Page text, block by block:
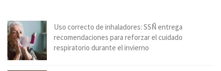
Uso correcto de inhaladores: SSÑ entrega
recomendaciones para reforzar el cuidado
respiratorio durante el invierno